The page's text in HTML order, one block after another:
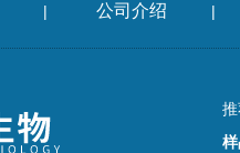
| 公司介绍 |